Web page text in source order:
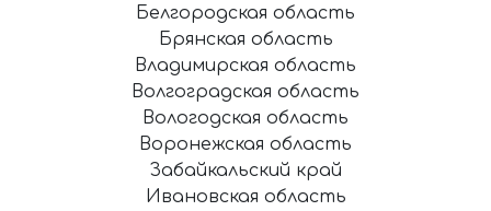
Белгородская область
Брянская область
Владимирская область
Волгоградская область
Вологодская область
Воронежская область
Забайкальский край
Ивановская область